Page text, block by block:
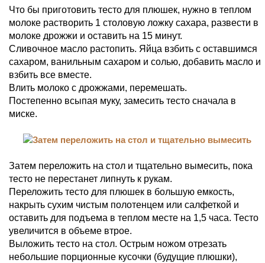
Что бы приготовить тесто для плюшек, нужно в теплом
молоке растворить 1 столовую ложку сахара, развести в
молоке дрожжи и оставить на 15 минут.
Сливочное масло растопить. Яйца взбить с оставшимся
сахаром, ванильным сахаром и солью, добавить масло и
взбить все вместе.
Влить молоко с дрожжами, перемешать.
Постепенно всыпая муку, замесить тесто сначала в
миске.
Затем переложить на стол и тщательно вымесить, пока
тесто не перестанет липнуть к рукам.
Переложить тесто для плюшек в большую емкость,
накрыть сухим чистым полотенцем или салфеткой и
оставить для подъема в теплом месте на 1,5 часа. Тесто
увеличится в объеме втрое.
Выложить тесто на стол. Острым ножом отрезать
небольшие порционные кусочки (будущие плюшки),